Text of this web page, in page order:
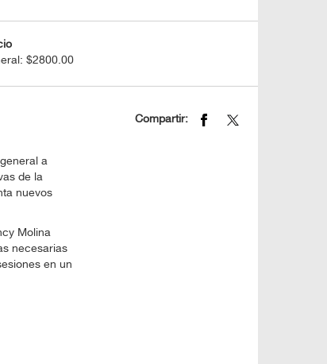
$2800.00
a
de la
nuevos
Molina
necesarias
en un
Compartir: